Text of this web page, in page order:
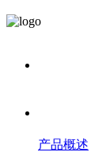
产品概述